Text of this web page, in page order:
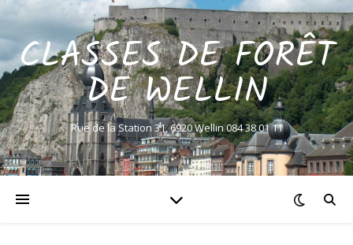
CLASSES DE FORÊT
DE WELLIN
Rue de la Station 31, 6920 Wellin 084 38 01 11